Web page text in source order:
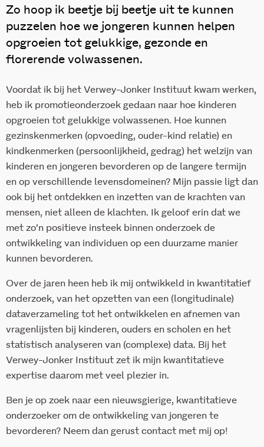
Zo hoop ik beetje bij beetje uit te kunnen
puzzelen hoe we jongeren kunnen helpen
opgroeien tot gelukkige, gezonde en
florerende volwassenen.
Voordat ik bij het Verwey-Jonker Instituut kwam werken,
heb ik promotieonderzoek gedaan naar hoe kinderen
opgroeien tot gelukkige volwassenen. Hoe kunnen
gezinskenmerken (opvoeding, ouder-kind relatie) en
kindkenmerken (persoonlijkheid, gedrag) het welzijn van
kinderen en jongeren bevorderen op de langere termijn
en op verschillende levensdomeinen? Mijn passie ligt dan
ook bij het ontdekken en inzetten van de krachten van
mensen, niet alleen de klachten. Ik geloof erin dat we
met zo’n positieve insteek binnen onderzoek de
ontwikkeling van individuen op een duurzame manier
kunnen bevorderen.
Over de jaren heen heb ik mij ontwikkeld in kwantitatief
onderzoek, van het opzetten van een (longitudinale)
dataverzameling tot het ontwikkelen en afnemen van
vragenlijsten bij kinderen, ouders en scholen en het
statistisch analyseren van (complexe) data. Bij het
Verwey-Jonker Instituut zet ik mijn kwantitatieve
expertise daarom met veel plezier in.
Ben je op zoek naar een nieuwsgierige, kwantitatieve
onderzoeker om de ontwikkeling van jongeren te
bevorderen? Neem dan gerust contact met mij op!